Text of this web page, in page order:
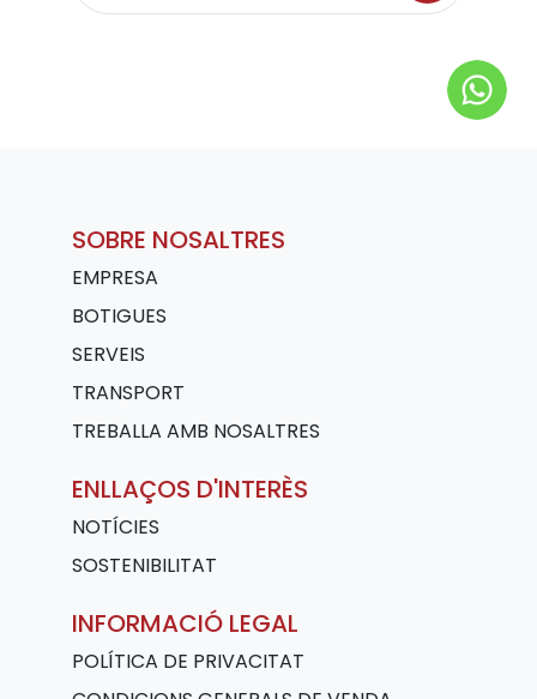
SOBRE NOSALTRES
EMPRESA
BOTIGUES
SERVEIS
TRANSPORT
TREBALLA AMB NOSALTRES
ENLLAÇOS D'INTERÈS
NOTÍCIES
SOSTENIBILITAT
INFORMACIÓ LEGAL
POLÍTICA DE PRIVACITAT